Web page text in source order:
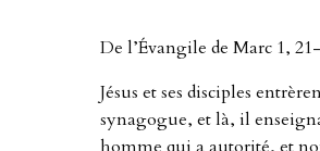
De l’Évangile de Marc 1,
Jésus et ses disciples
synagogue, et là, il